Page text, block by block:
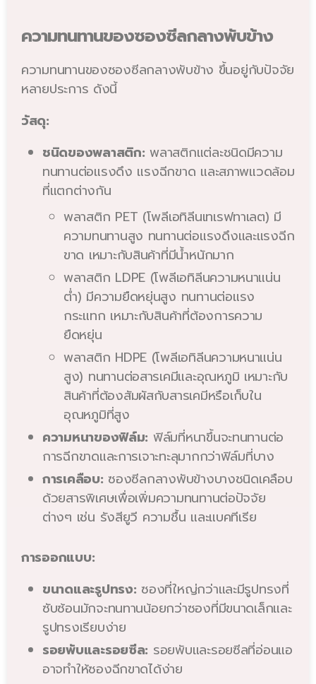
ความทนทานของซองซีลกลางพับข้าง
ความทนทานของซองซีลกลางพับข้าง ขึ้นอยู่กับปัจจัย
หลายประการ ดังนี้
วัสดุ:
ชนิดของพลาสติก: พลาสติกแต่ละชนิดมีความ
ทนทานต่อแรงดึง แรงฉีกขาด และสภาพแวดล้อม
ที่แตกต่างกัน
พลาสติก PET (โพลีเอทิลีนเทเรฟทาเลต) มี
ความทนทานสูง ทนทานต่อแรงดึงและแรงฉีก
ขาด เหมาะกับสินค้าที่มีน้ำหนักมาก
พลาสติก LDPE (โพลีเอทิลีนความหนาแน่น
ต่ำ) มีความยืดหยุ่นสูง ทนทานต่อแรง
กระแทก เหมาะกับสินค้าที่ต้องการความ
ยืดหยุ่น
พลาสติก HDPE (โพลีเอทิลีนความหนาแน่น
สูง) ทนทานต่อสารเคมีและอุณหภูมิ เหมาะกับ
สินค้าที่ต้องสัมผัสกับสารเคมีหรือเก็บใน
อุณหภูมิที่สูง
ความหนาของฟิล์ม: ฟิล์มที่หนาขึ้นจะทนทานต่อ
การฉีกขาดและการเจาะทะลุมากกว่าฟิล์มที่บาง
การเคลือบ: ซองซีลกลางพับข้างบางชนิดเคลือบ
ด้วยสารพิเศษเพื่อเพิ่มความทนทานต่อปัจจัย
ต่างๆ เช่น รังสียูวี ความชื้น และแบคทีเรีย
การออกแบบ:
ขนาดและรูปทรง: ซองที่ใหญ่กว่าและมีรูปทรงที่
ซับซ้อนมักจะทนทานน้อยกว่าซองที่มีขนาดเล็กและ
รูปทรงเรียบง่าย
รอยพับและรอยซีล: รอยพับและรอยซีลที่อ่อนแอ
อาจทำให้ซองฉีกขาดได้ง่าย